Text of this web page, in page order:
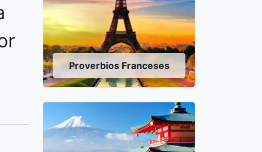
Proverbios Franceses